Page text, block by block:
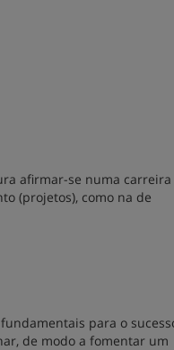
afirmar-se numa carreira
(projetos), como na de
para o
de modo a fomentar um